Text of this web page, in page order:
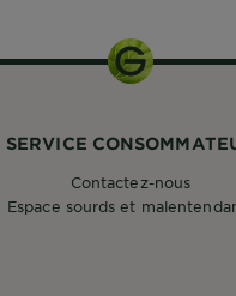
SERVICE
Contactez-nous
Espace sourds et